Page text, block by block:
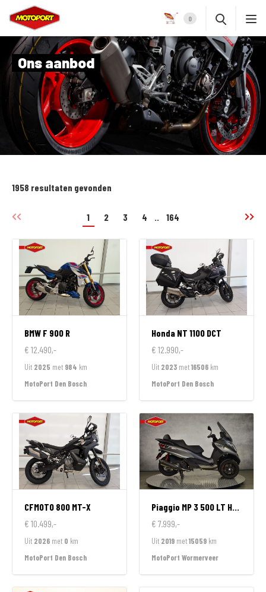
0
Ons aanbod
1958 resultaten gevonden
1 2 3 4 .. 164
BMW F 900 R
€ 12.490,-
Uit 2025 met 984 km
MotoPort Den Bosch
Honda NT 1100 DCT
€ 12.990,-
Uit 2023 met16506 km
MotoPort Den Bosch
CFMOTO 800 MT-X
€ 10.499,-
Uit 2026 met 0 km
MotoPort Den Bosch
Piaggio MP 3 500 LT HPE SPORT
€ 7.999,-
Uit 2019 met15059 km
MotoPort Wormerveer